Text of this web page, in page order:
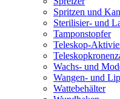
Spritzen und
Sterilisier- und
Tamponstopfer
Teleskop-
Wachs- und
Wangen- und
Wattebehälter